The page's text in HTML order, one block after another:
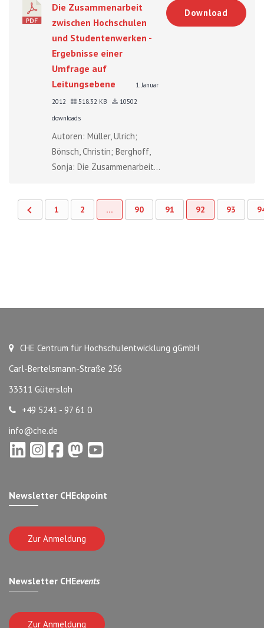
Die Zusammenarbeit
zwischen Hochschulen
und Studentenwerken -
Ergebnisse einer
Umfrage auf
Leitungsebene
1. Januar
2012
518.32 KB
10502
downloads
Autoren: Müller, Ulrich;
Bönsch, Christin; Berghoff,
Sonja: Die Zusammenarbeit...
Download
1 2 … 90 91 92 93
CHE Centrum für Hochschulentwicklung gGmbH
Carl-Bertelsmann-Straße 256
33311 Gütersloh
+49 5241 - 97 61 0
info@che.de
Newsletter CHEckpoint
Zur Anmeldung
Newsletter CHEevents
Zur Anmeldung